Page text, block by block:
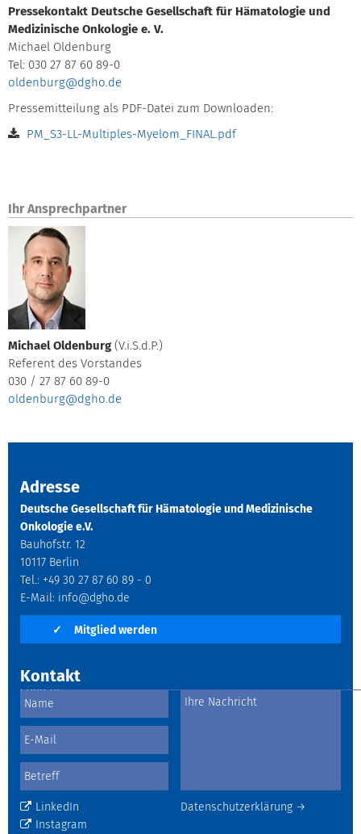
Pressekontakt Deutsche Gesellschaft für Hämatologie und
Medizinische Onkologie e. V.
Michael Oldenburg
Tel: 030 27 87 60 89-0
oldenburg@dgho.de
Pressemitteilung als PDF-Datei zum Downloaden:
PM_S3-LL-Multiples-Myelom_FINAL.pdf
Ihr Ansprechpartner
Michael Oldenburg (V.i.S.d.P.)
Referent des Vorstandes
030 / 27 87 60 89-0
oldenburg@dgho.de
Adresse
Deutsche Gesellschaft für Hämatologie und Medizinische
Onkologie e.V.
Bauhofstr. 12
10117 Berlin
Tel.: +49 30 27 87 60 89 - 0
E-Mail: info@dgho.de
✓ Mitglied werden
Kontakt
Datenschutzerklärung →
LinkedIn
Instagram